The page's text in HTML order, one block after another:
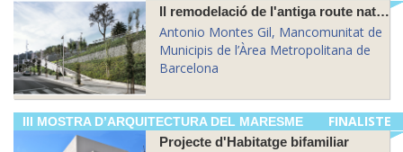
Il remodelació de l'antiga route nationale II
Antonio Montes Gil, Mancomunitat de
Municipis de l’Àrea Metropolitana de
Barcelona
FINALISTE
III MOSTRA D’ARQUITECTURA DEL MARESME
Projecte d'Habitatge bifamiliar